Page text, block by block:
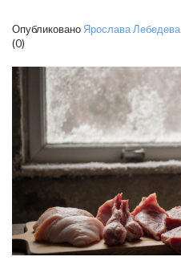
Опубликовано Ярослава Лебедева
(0)